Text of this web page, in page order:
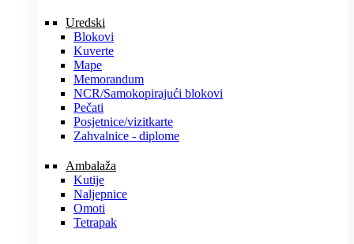
Uredski
Blokovi
Kuverte
Mape
Memorandum
NCR/Samokopirajući blokovi
Pečati
Posjetnice/vizitkarte
Zahvalnice - diplome
Ambalaža
Kutije
Naljepnice
Omoti
Tetrapak